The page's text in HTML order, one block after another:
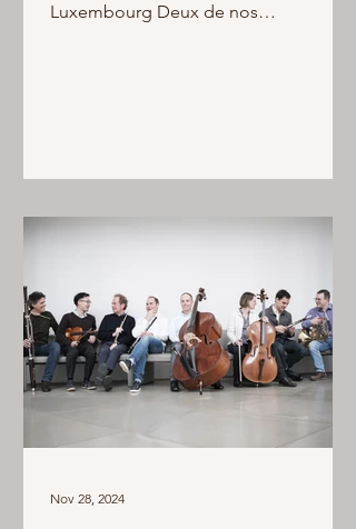
Luxembourg Deux de nos
Nov 28, 2024